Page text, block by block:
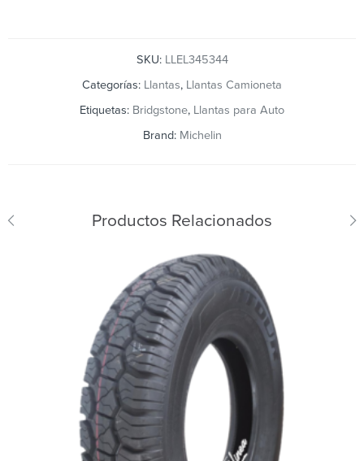
SKU: LLEL345344
Categorías: Llantas, Llantas Camioneta
Etiquetas: Bridgstone, Llantas para Auto
Brand: Michelin
Productos Relacionados